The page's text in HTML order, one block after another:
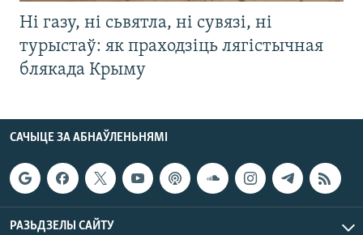
Ні газу, ні сьвятла, ні сувязі, ні
турыстаў: як праходзіць лягістычная
блякада Крыму
САЧЫЦЕ ЗА АБНАЎЛЕНЬНЯМІ
РАЗЬДЗЕЛЫ САЙТУ